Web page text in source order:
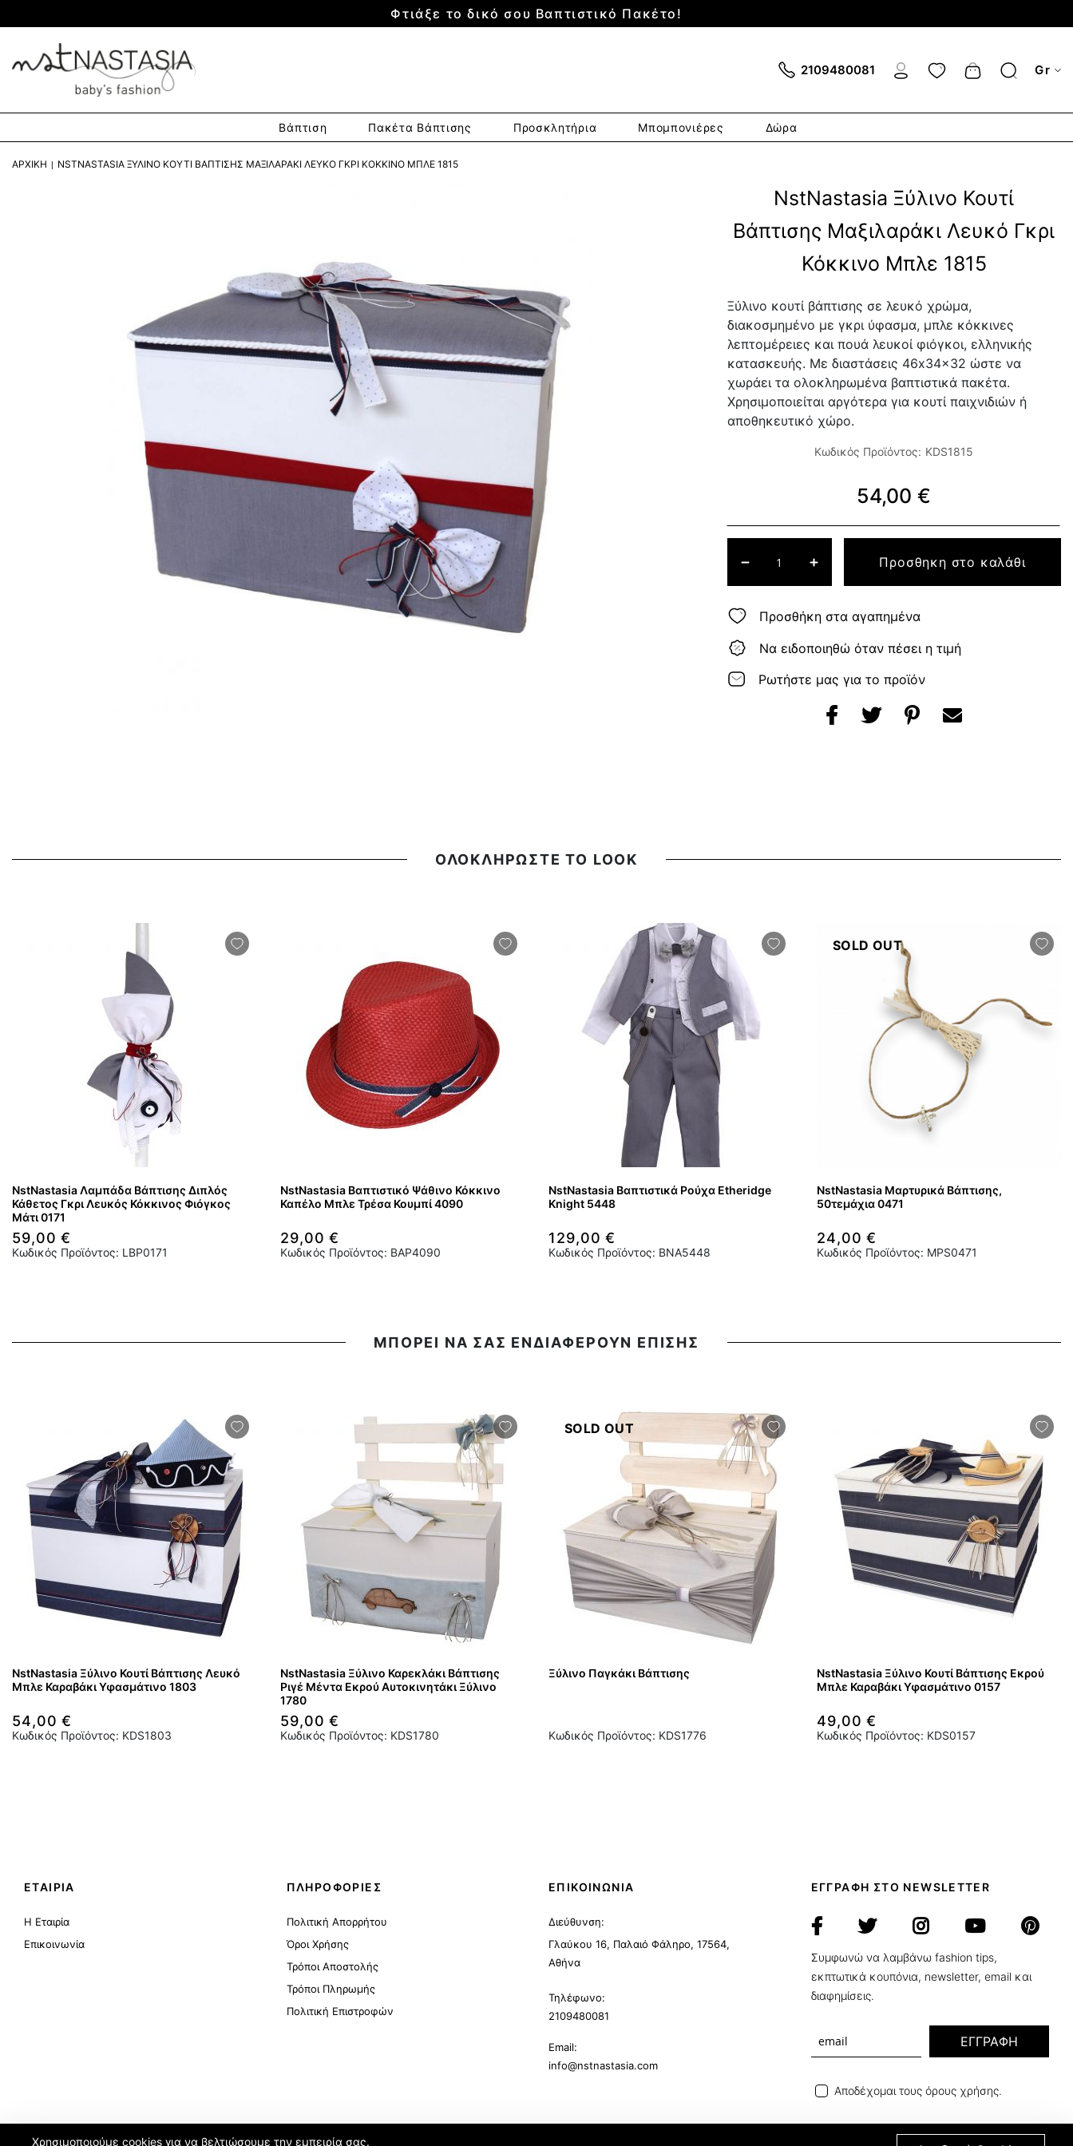
Χρησιμοποιούμε cookies για να βελτιώσουμε την εμπειρία σας.
Φτιάξε το δικό σου Βαπτιστικό Πακέτο!
2109480081 Cart Gr
Βάπτιση Πακέτα Βάπτισης Προσκλητήρια Μπομπονιέρες Δώρα
ΑΡΧΙΚΉ NSTNASTASIA ΞΎΛΙΝΟ ΚΟΥΤΊ ΒΆΠΤΙΣΗΣ ΜΑΞΙΛΑΡΆΚΙ ΛΕΥΚΌ ΓΚΡΙ ΚΌΚΚΙΝΟ ΜΠΛΕ 1815
NstNastasia Ξύλινο Κουτί
Βάπτισης Μαξιλαράκι Λευκό Γκρι
Κόκκινο Μπλε 1815
Ξύλινο κουτί βάπτισης σε λευκό χρώμα,
διακοσμημένο με γκρι ύφασμα, μπλε κόκκινες
λεπτομέρειες και πουά λευκοί φιόγκοι, ελληνικής
κατασκευής. Με διαστάσεις 46x34x32 ώστε να
χωράει τα ολοκληρωμένα βαπτιστικά πακέτα.
Χρησιμοποιείται αργότερα για κουτί παιχνιδιών ή
αποθηκευτικό χώρο.
Κωδικός Προϊόντος: KDS1815
54,00 €
Προσθηκη στο καλάθι
Προσθήκη στα αγαπημένα
Να ειδοποιηθώ όταν πέσει η τιμή
Ρωτήστε μας για το προϊόν
ΟΛΟΚΛΗΡΩΣΤΕ ΤΟ LOOK
NstNastasia Λαμπάδα Βάπτισης Διπλός
Κάθετος Γκρι Λευκός Κόκκινος Φιόγκος
Μάτι 0171
59,00 €
Κωδικός Προϊόντος: LBP0171
NstNastasia Βαπτιστικό Ψάθινο Κόκκινο
Καπέλο Μπλε Τρέσα Κουμπί 4090
29,00 €
Κωδικός Προϊόντος: BAP4090
NstNastasia Βαπτιστικά Ρούχα Etheridge
Knight 5448
129,00 €
Κωδικός Προϊόντος: BNA5448
SOLD OUT
NstNastasia Μαρτυρικά Βάπτισης,
50τεμάχια 0471
24,00 €
Κωδικός Προϊόντος: MPS0471
ΜΠΟΡΕΙ ΝΑ ΣΑΣ ΕΝΔΙΑΦΕΡΟΥΝ ΕΠΙΣΗΣ
NstNastasia Ξύλινο Κουτί Βάπτισης Λευκό
Μπλε Καραβάκι Υφασμάτινο 1803
54,00 €
Κωδικός Προϊόντος: KDS1803
NstNastasia Ξύλινο Καρεκλάκι Βάπτισης
Ριγέ Μέντα Εκρού Αυτοκινητάκι Ξύλινο
1780
59,00 €
Κωδικός Προϊόντος: KDS1780
SOLD OUT
Ξύλινο Παγκάκι Βάπτισης
Κωδικός Προϊόντος: KDS1776
NstNastasia Ξύλινο Κουτί Βάπτισης Εκρού
Μπλε Καραβάκι Υφασμάτινο 0157
49,00 €
Κωδικός Προϊόντος: KDS0157
ΕΤΑΙΡΙΑ
Η Εταιρία
Επικοινωνία
ΠΛΗΡΟΦΟΡΙΕΣ
Πολιτική Απορρήτου
Όροι Χρήσης
Τρόποι Αποστολής
Τρόποι Πληρωμής
Πολιτική Επιστροφών
ΕΠΙΚΟΙΝΩΝΙΑ
Διεύθυνση:
Γλαύκου 16, Παλαιό Φάληρο, 17564,
Αθήνα
Τηλέφωνο:
2109480081
Email:
info@nstnastasia.com
ΕΓΓΡΑΦΗ ΣΤΟ NEWSLETTER
Συμφωνώ να λαμβάνω fashion tips,
εκπτωτικά κουπόνια, newsletter, email και
διαφημίσεις.
ΕΓΓΡΑΦΗ
Αποδέχομαι τους όρους χρήσης.